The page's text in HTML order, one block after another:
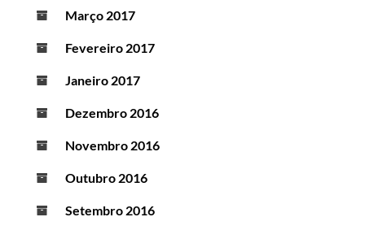
Março 2017
Fevereiro 2017
Janeiro 2017
Dezembro 2016
Novembro 2016
Outubro 2016
Setembro 2016